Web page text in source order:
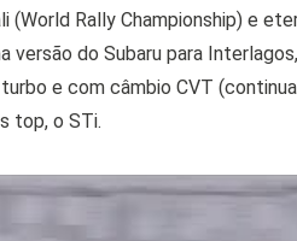
Rally Championship) e
versão do Subaru para
e com câmbio CVT
top, o STi.